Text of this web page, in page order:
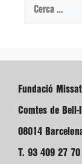
Cerca:
Fundació
Comtes de
08014
T. 93 409 27